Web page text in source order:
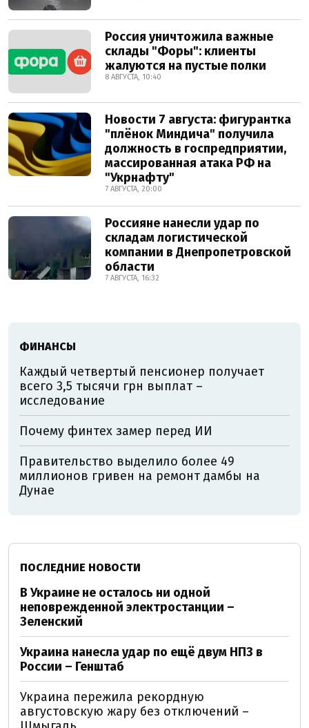
Россия уничтожила важные
склады "Форы": клиенты
жалуются на пустые полки
8 АВГУСТА, 10:40
Новости 7 августа: фигурантка
"плёнок Миндича" получила
должность в госпредприятии,
массированная атака РФ на
"Укрнафту"
7 АВГУСТА, 20:00
Россияне нанесли удар по
складам логистической
компании в Днепропетровской
области
7 АВГУСТА, 16:32
ФИНАНСЫ
Каждый четвертый пенсионер получает
всего 3,5 тысячи грн выплат –
исследование
Почему финтех замер перед ИИ
Правительство выделило более 49
миллионов гривен на ремонт дамбы на
Дунае
ПОСЛЕДНИЕ НОВОСТИ
В Украине не осталось ни одной
неповрежденной электростанции –
Зеленский
Украина нанесла удар по ещё двум НПЗ в
России – Генштаб
Украина пережила рекордную
августовскую жару без отключений –